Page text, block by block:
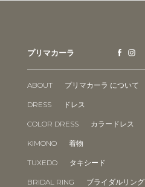
プリマカーラ
ABOUT プリマカーラ について
DRESS ドレス
COLOR DRESS カラードレス
KIMONO 着物
TUXEDO タキシード
BRIDAL RING ブライダルリング